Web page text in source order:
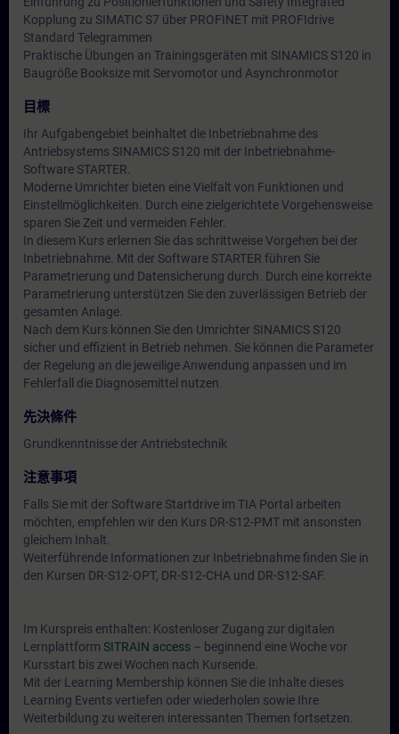
Kopplung zu SIMATIC S7 über PROFINET mit PROFIdrive
Standard Telegrammen
Praktische Übungen an Trainingsgeräten mit SINAMICS S120 in
Baugröße Booksize mit Servomotor und Asynchronmotor
目標
Ihr Aufgabengebiet beinhaltet die Inbetriebnahme des
Antriebsystems SINAMICS S120 mit der Inbetriebnahme-
Software STARTER.
Moderne Umrichter bieten eine Vielfalt von Funktionen und
Einstellmöglichkeiten. Durch eine zielgerichtete Vorgehensweise
sparen Sie Zeit und vermeiden Fehler.
In diesem Kurs erlernen Sie das schrittweise Vorgehen bei der
Inbetriebnahme. Mit der Software STARTER führen Sie
Parametrierung und Datensicherung durch. Durch eine korrekte
Parametrierung unterstützen Sie den zuverlässigen Betrieb der
gesamten Anlage.
Nach dem Kurs können Sie den Umrichter SINAMICS S120
sicher und effizient in Betrieb nehmen. Sie können die Parameter
der Regelung an die jeweilige Anwendung anpassen und im
Fehlerfall die Diagnosemittel nutzen.
先決條件
Grundkenntnisse der Antriebstechnik
注意事項
Falls Sie mit der Software Startdrive im TIA Portal arbeiten
möchten, empfehlen wir den Kurs DR-S12-PMT mit ansonsten
gleichem Inhalt.
Weiterführende Informationen zur Inbetriebnahme finden Sie in
den Kursen DR-S12-OPT, DR-S12-CHA und DR-S12-SAF.
Im Kurspreis enthalten: Kostenloser Zugang zur digitalen
Lernplattform SITRAIN access – beginnend eine Woche vor
Kursstart bis zwei Wochen nach Kursende.
Mit der Learning Membership können Sie die Inhalte dieses
Learning Events vertiefen oder wiederholen sowie Ihre
Weiterbildung zu weiteren interessanten Themen fortsetzen.